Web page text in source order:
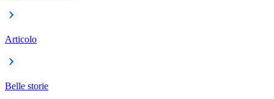
Articolo
Belle storie